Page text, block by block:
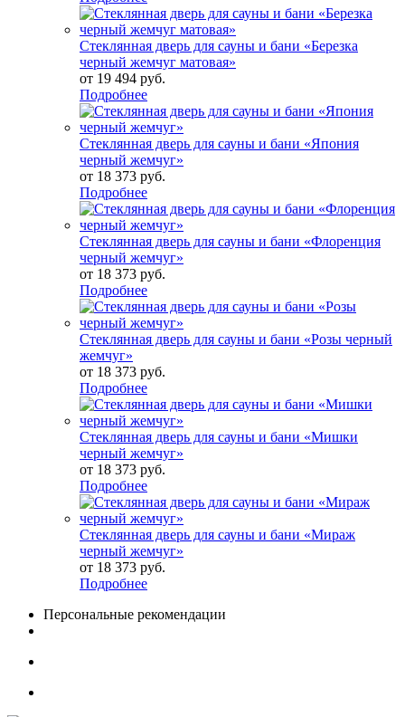
Стеклянная дверь для сауны и бани «Березка
черный жемчуг матовая»
от 19 494 руб.
Подробнее
Стеклянная дверь для сауны и бани «Япония
черный жемчуг»
от 18 373 руб.
Подробнее
Стеклянная дверь для сауны и бани «Флоренция
черный жемчуг»
от 18 373 руб.
Подробнее
Стеклянная дверь для сауны и бани «Розы черный
жемчуг»
от 18 373 руб.
Подробнее
Стеклянная дверь для сауны и бани «Мишки
черный жемчуг»
от 18 373 руб.
Подробнее
Стеклянная дверь для сауны и бани «Мираж
черный жемчуг»
от 18 373 руб.
Подробнее
Персональные рекомендации